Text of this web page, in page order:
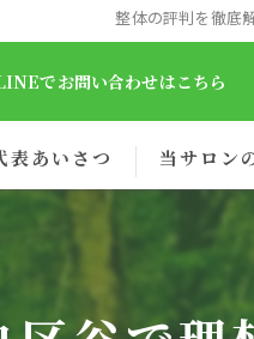
整体の評判を徹底
でお問い合わせはこちら
表あいさつ 当サロン